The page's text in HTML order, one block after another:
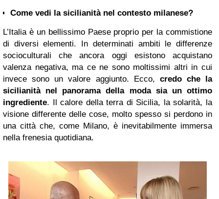
Come vedi la sicilianità nel contesto milanese?
L’Italia è un bellissimo Paese proprio per la commistione
di diversi elementi. In determinati ambiti le differenze
socioculturali che ancora oggi esistono acquistano
valenza negativa, ma ce ne sono moltissimi altri in cui
invece sono un valore aggiunto. Ecco, credo che la
sicilianità nel panorama della moda sia un ottimo
ingrediente. Il calore della terra di Sicilia, la solarità, la
visione differente delle cose, molto spesso si perdono in
una città che, come Milano, è inevitabilmente immersa
nella frenesia quotidiana.